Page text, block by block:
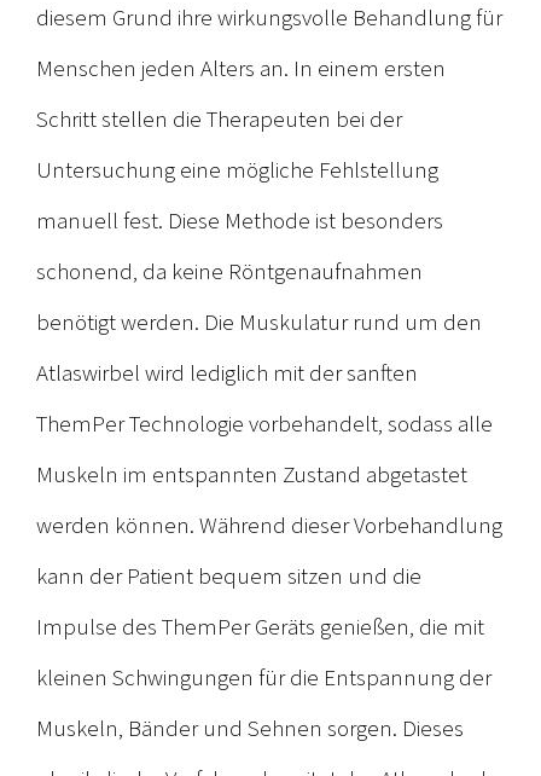
diesem Grund ihre wirkungsvolle Behandlung für
Menschen jeden Alters an. In einem ersten
Schritt stellen die Therapeuten bei der
Untersuchung eine mögliche Fehlstellung
manuell fest. Diese Methode ist besonders
schonend, da keine Röntgenaufnahmen
benötigt werden. Die Muskulatur rund um den
Atlaswirbel wird lediglich mit der sanften
ThemPer Technologie vorbehandelt, sodass alle
Muskeln im entspannten Zustand abgetastet
werden können. Während dieser Vorbehandlung
kann der Patient bequem sitzen und die
Impulse des ThemPer Geräts genießen, die mit
kleinen Schwingungen für die Entspannung der
Muskeln, Bänder und Sehnen sorgen. Dieses